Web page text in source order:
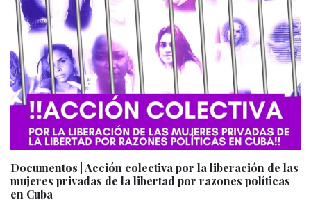
Documentos | Acción colectiva por la liberación de las
mujeres privadas de la libertad por razones políticas
en Cuba